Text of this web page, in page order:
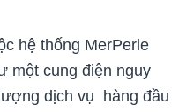
hệ thống MerPerle
một cung điện nguy
dịch vụ hàng đầu